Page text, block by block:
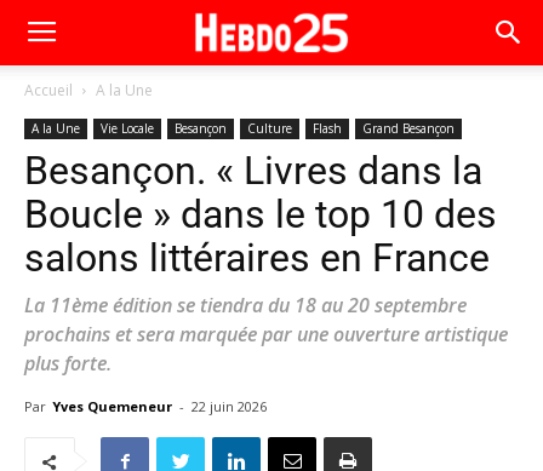
Accueil A la Une
A la Une Vie Locale Besançon Culture Flash Grand Besançon
Besançon. « Livres dans la
Boucle » dans le top 10 des
salons littéraires en France
La 11ème édition se tiendra du 18 au 20 septembre
prochains et sera marquée par une ouverture artistique
plus forte.
Par Yves Quemeneur - 22 juin 2026